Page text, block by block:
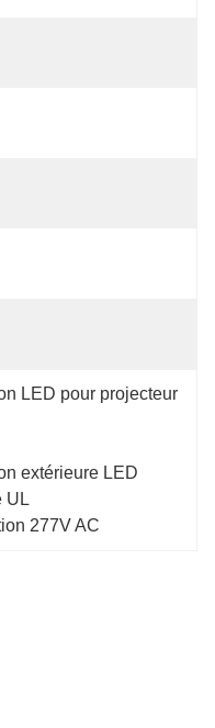
LED pour projecteur
extérieure LED
UL
277V AC